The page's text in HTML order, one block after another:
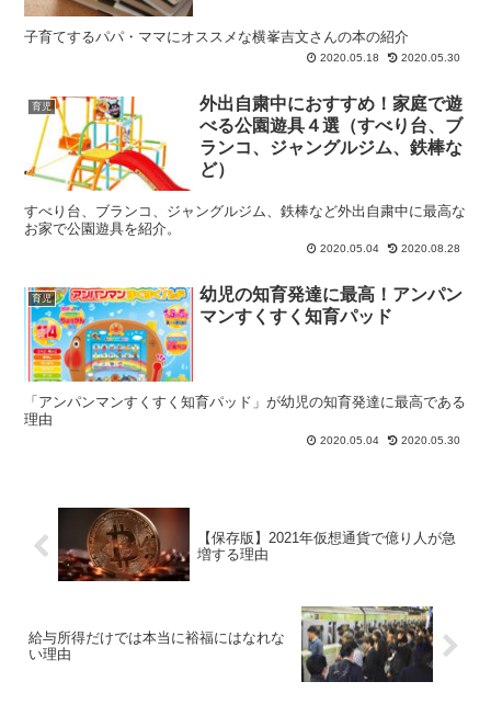
子育てするパパ・ママにオススメな横峯吉文さんの本の紹介
2020.05.18 2020.05.30
育児
外出自粛中におすすめ！家庭で遊
べる公園遊具４選（すべり台、ブ
ランコ、ジャングルジム、鉄棒な
ど）
すべり台、ブランコ、ジャングルジム、鉄棒など外出自粛中に最高な
お家で公園遊具を紹介。
2020.05.04 2020.08.28
育児
幼児の知育発達に最高！アンパン
マンすくすく知育パッド
「アンパンマンすくすく知育パッド」が幼児の知育発達に最高である
理由
2020.05.04 2020.05.30
【保存版】2021年仮想通貨で億り人が急
増する理由
給与所得だけでは本当に裕福にはなれな
い理由